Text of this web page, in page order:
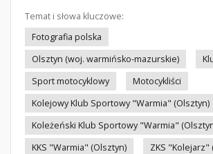
Temat i słowa kluczowe:
Fotografia polska
Olsztyn (woj. warmińsko-mazurskie)
Sport motocyklowy
Motocykliści
Kolejowy Klub Sportowy "Warmia" (Olsztyn)
Koleżeński Klub Sportowy "Warmia"
KKS "Warmia" (Olsztyn)
ZKS "Kolejarz"